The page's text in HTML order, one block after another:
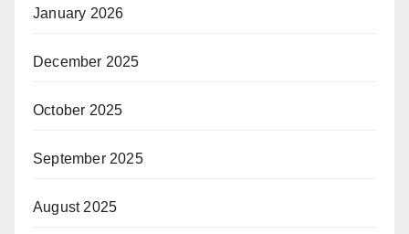
January 2026
December 2025
October 2025
September 2025
August 2025